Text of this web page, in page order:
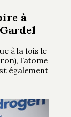
à
à la fois le
l’atome
également